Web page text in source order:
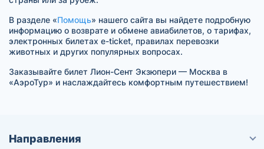
В разделе «Помощь» нашего сайта вы найдете подробную
информацию о возврате и обмене авиабилетов, о тарифах,
электронных билетах e-ticket, правилах перевозки
животных и других популярных вопросах.
Заказывайте билет Лион-Сент Экзюпери — Москва в
«АэроТур» и наслаждайтесь комфортным путешествием!
Направления